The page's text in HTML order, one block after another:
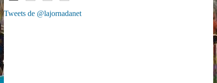
Tweets de @lajornadanet